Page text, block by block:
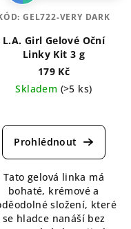
L.A. Girl Gelové Oční
Linky Kit 3 g
179 Kč
Skladem (>5 ks)
hodnocení
produktu
z
5
hvězdiček.
Tato gelová linka má
bohaté, krémové a
složení, které
se hladce nanáší bez
GEL722-VERY DARK